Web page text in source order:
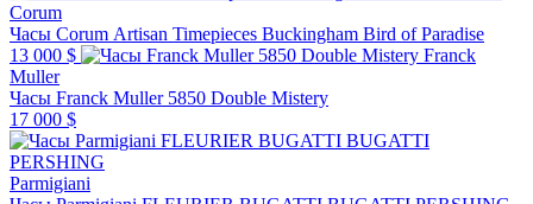
Corum
Часы Corum Artisan Timepieces Buckingham Bird of Paradise
13 000 $
Franck
Muller
Часы Franck Muller 5850 Double Mistery
17 000 $
Parmigiani